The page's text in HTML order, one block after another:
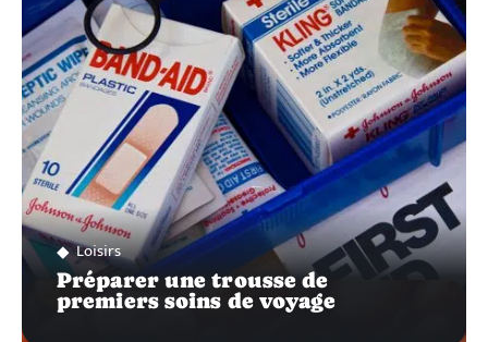
Loisirs
Préparer une trousse de
premiers soins de voyage